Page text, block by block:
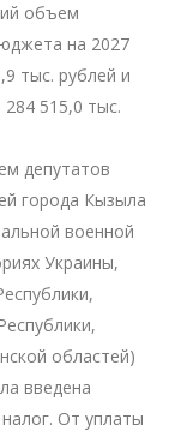
объем
на 2027
тыс. рублей и
515,0 тыс.
депутатов
города Кызыла
военной
Украины,
областей)
введена
От уплаты